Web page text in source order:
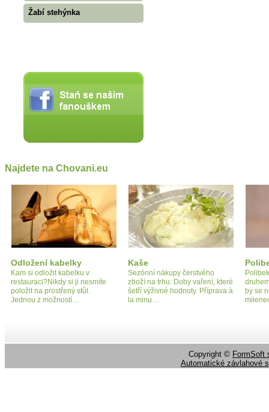
Žabí stehýnka
Najdete na Chovani.eu
Odložení kabelky
Kam si odložit kabelku v
restauraci?Nikdy si ji nesmíte
položit na prostřený stůl.
Jednou z možností…
Kaše
Sezónní nákupy čerstvého
zboží na trhu. Doby vaření, které
šetří výživné hodnoty. Příprava à
la minu…
by se
Copyright © FormSoft
Automatické závlahové